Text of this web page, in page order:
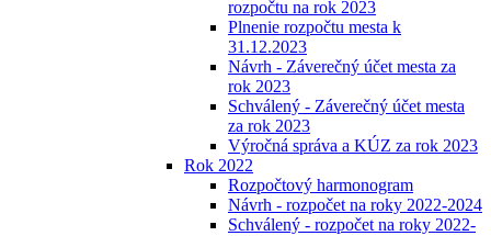
rozpočtu na rok 2023
Plnenie rozpočtu mesta k
31.12.2023
Návrh - Záverečný účet mesta za
rok 2023
Schválený - Záverečný účet mesta
za rok 2023
Výročná správa a KÚZ za rok 2023
Rok 2022
Rozpočtový harmonogram
Návrh - rozpočet na roky 2022-2024
Schválený - rozpočet na roky 2022-